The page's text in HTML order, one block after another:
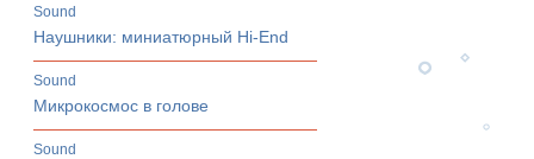
sound
Наушники: миниатюрный Hi-End
sound
Микрокосмос в голове
sound